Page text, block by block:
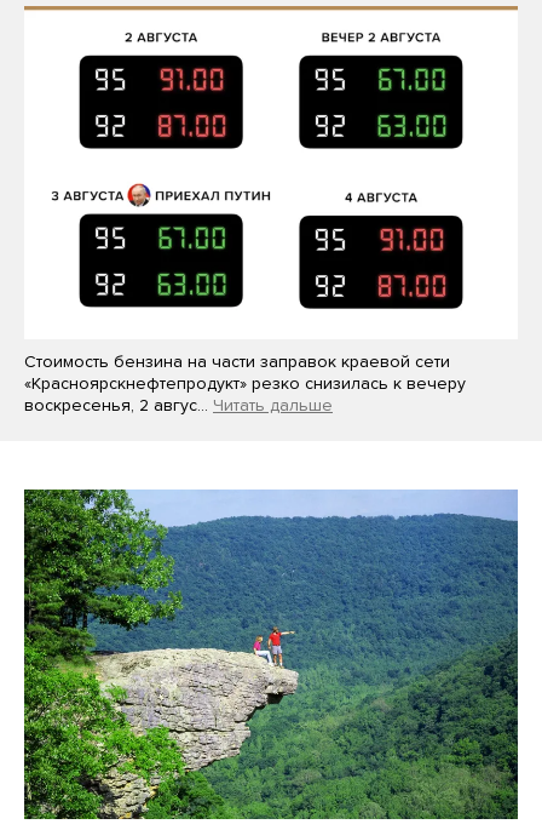
Стоимость бензина на части заправок краевой сети
«Красноярскнефтепродукт» резко снизилась к вечеру
воскресенья, 2 авгус… Читать дальше